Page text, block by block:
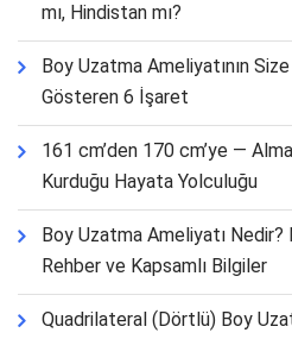
mı, Hindistan mı?
Boy Uzatma Ameliyatının
Gösteren 6 İşaret
161 cm’den 170 cm’ye —
Kurduğu Hayata Yolculuğu
Boy Uzatma Ameliyatı Nedir?
Rehber ve Kapsamlı Bilgiler
Quadrilateral (Dörtlü) Boy